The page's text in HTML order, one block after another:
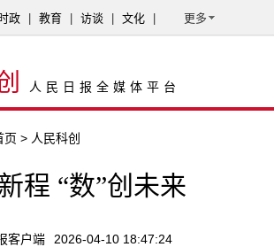
政 教育 访谈 文化 更多
人民日报全媒体平台
页 > 人民科创
程 “数”创未来
客户端 2026-04-10 18:47:24